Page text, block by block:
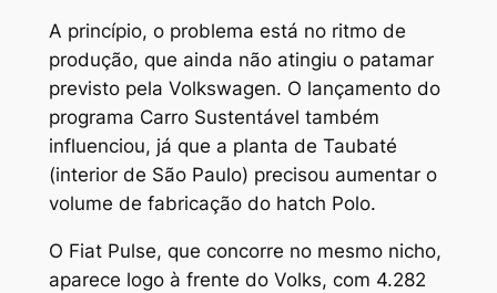
A princípio, o problema está no ritmo de
produção, que ainda não atingiu o patamar
previsto pela Volkswagen. O lançamento do
programa Carro Sustentável também
influenciou, já que a planta de Taubaté
(interior de São Paulo) precisou aumentar o
volume de fabricação do hatch Polo.
O Fiat Pulse, que concorre no mesmo nicho,
aparece logo à frente do Volks, com 4.282